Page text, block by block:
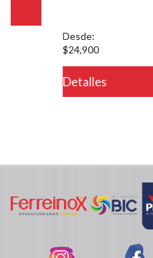
Detalles